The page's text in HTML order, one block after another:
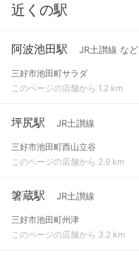
近くの駅
阿波池田駅 JR土讃線 など
三好市池田町サラダ
このページの店舗から 1.2 km
坪尻駅 JR土讃線
三好市池田町西山立谷
このページの店舗から 2.9 km
箸蔵駅 JR土讃線
三好市池田町州津
このページの店舗から 3.2 km